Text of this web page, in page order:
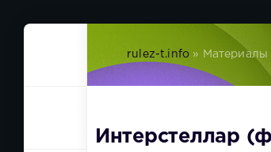
rulez-t.info » Материалы
Интерстеллар